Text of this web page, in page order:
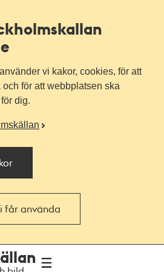
vi kakor, cookies, för att
för att webbplatsen ska
dig.
får använda